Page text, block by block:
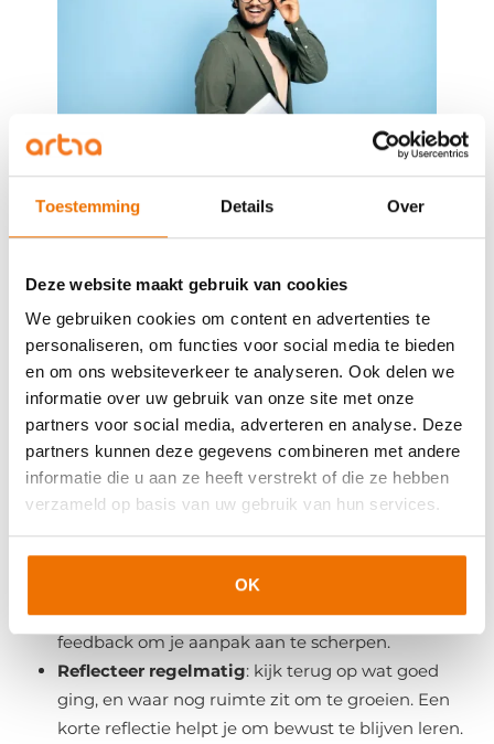
Toestemming Details Over
Deze website maakt gebruik van cookies
We gebruiken cookies om content en advertenties te
personaliseren, om functies voor social media te bieden
en om ons websiteverkeer te analyseren. Ook delen we
informatie over uw gebruik van onze site met onze
partners voor social media, adverteren en analyse. Deze
partners kunnen deze gegevens combineren met andere
informatie die u aan ze heeft verstrekt of die ze hebben
verzameld op basis van uw gebruik van hun services.
OK
Combineer leren met ervaring
wanneer je nieuwe kennis en vaardigheden direct
toepast in je werk. Daarom is het belangrijk om je
leerdoelen te koppelen aan concrete ervaringen en
situaties op de werkvloer.
Hoe kun je dit doen?
Oefen in de praktijk: pas het geleerde direct toe in
gesprekken met klanten, kandidaten of collega’s.
kan ontwikkelen.
: spar met je leidinggevende of
collega over hoe je iets aanpakt. Gebruik deze
feedback om je aanpak aan te scherpen.
Reflecteer regelmatig: kijk terug op wat goed
ging, en waar nog ruimte zit om te groeien. Een
korte reflectie helpt je om bewust te blijven leren.